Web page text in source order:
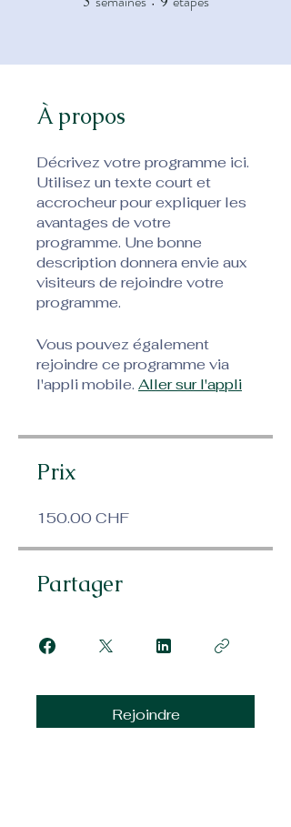
À propos
Décrivez votre programme ici.
Utilisez un texte court et
accrocheur pour expliquer les
avantages de votre
programme. Une bonne
description donnera envie aux
visiteurs de rejoindre votre
Vous pouvez également
rejoindre ce programme via
l'appli mobile. Aller sur l'appli
Prix
150.00 CHF
Partager
Rejoindre